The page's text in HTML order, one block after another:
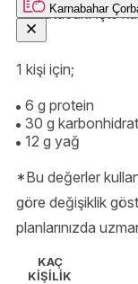
tat katacak. İşte
Karnabahar
1 kişi için;
6 g protein
30 g karbonhidrat
12 g yağ
*Bu değerler
göre değişiklik
planlarınızda
KAÇ
KİŞİLİK